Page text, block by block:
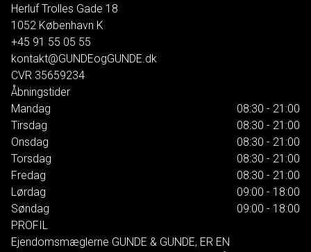
Herluf Trolles Gade 18
1052 København K
+45 91 55 05 55
kontakt@GUNDEogGUNDE.dk
CVR 35659234
Åbningstider
Mandag
08:30 - 21:00
Tirsdag
08:30 - 21:00
Onsdag
08:30 - 21:00
Torsdag
08:30 - 21:00
Fredag
08:30 - 21:00
Lørdag
09:00 - 18:00
Søndag
09:00 - 18:00
PROFIL
Ejendomsmæglerne GUNDE & GUNDE, ER EN